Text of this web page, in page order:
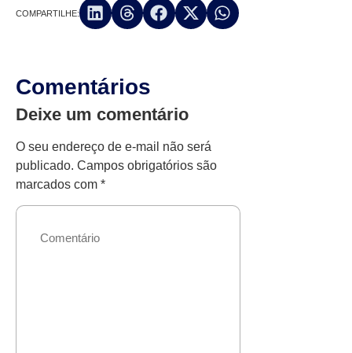
COMPARTILHE:
Comentários
Deixe um comentário
O seu endereço de e-mail não será
publicado. Campos obrigatórios são
marcados com *